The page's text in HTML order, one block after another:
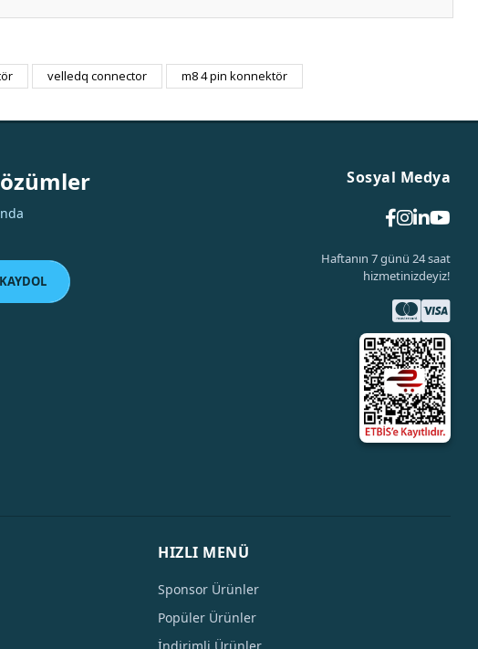
velledq connector
m8 4 pin konnektör
KAYDOL
Sosyal Medya
Haftanın 7 günü 24 saat
hizmetinizdeyiz!
HIZLI MENÜ
Sponsor Ürünler
Popüler Ürünler